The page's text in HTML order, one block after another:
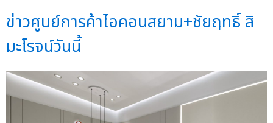
ข่าวศูนย์การค้าไอคอนสยาม+ชัยฤทธิ์ สิ
มะโรจน์วันนี้